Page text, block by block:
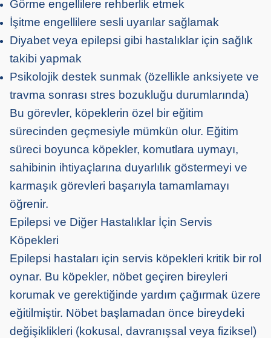
Görme engellilere rehberlik etmek
İşitme engellilere sesli uyarılar sağlamak
Diyabet veya epilepsi gibi hastalıklar için sağlık
takibi yapmak
Psikolojik destek sunmak (özellikle anksiyete ve
travma sonrası stres bozukluğu durumlarında)
Bu görevler, köpeklerin özel bir eğitim
sürecinden geçmesiyle mümkün olur. Eğitim
süreci boyunca köpekler, komutlara uymayı,
sahibinin ihtiyaçlarına duyarlılık göstermeyi ve
karmaşık görevleri başarıyla tamamlamayı
öğrenir.
Epilepsi ve Diğer Hastalıklar İçin Servis
Köpekleri
Epilepsi hastaları için servis köpekleri kritik bir rol
oynar. Bu köpekler, nöbet geçiren bireyleri
korumak ve gerektiğinde yardım çağırmak üzere
eğitilmiştir. Nöbet başlamadan önce bireydeki
değişiklikleri (kokusal, davranışsal veya fiziksel)